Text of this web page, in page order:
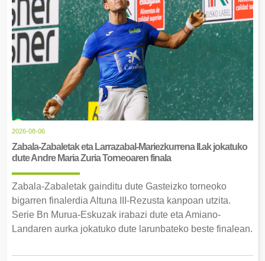
2026-08-06
Zabala-Zabaletak eta Larrazabal-Mariezkurrena II.ak jokatuko
dute Andre Maria Zuria Torneoaren finala
Zabala-Zabaletak gainditu dute Gasteizko torneoko
bigarren finalerdia Altuna III-Rezusta kanpoan utzita.
Serie Bn Murua-Eskuzak irabazi dute eta Amiano-
Landaren aurka jokatuko dute larunbateko beste finalean.